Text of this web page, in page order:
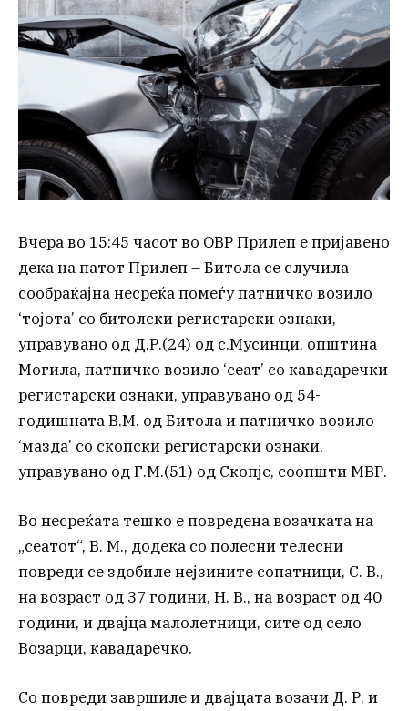
Вчера во 15:45 часот во ОВР Прилеп е пријавено
дека на патот Прилеп – Битола се случила
сообраќајна несреќа помеѓу патничко возило
‘тојота’ со битолски регистарски ознаки,
управувано од Д.Р.(24) од с.Мусинци, општина
Могила, патничко возило ‘сеат’ со кавадаречки
регистарски ознаки, управувано од 54-
годишната В.М. од Битола и патничко возило
‘мазда’ со скопски регистарски ознаки,
управувано од Г.М.(51) од Скопје, соопшти МВР.
Во несреќата тешко е повредена возачката на
„сеатот“, В. М., додека со полесни телесни
повреди се здобиле нејзините сопатници, С. В.,
на возраст од 37 години, Н. В., на возраст од 40
години, и двајца малолетници, сите од село
Возарци, кавадаречко.
Со повреди завршиле и двајцата возачи Д. Р. и